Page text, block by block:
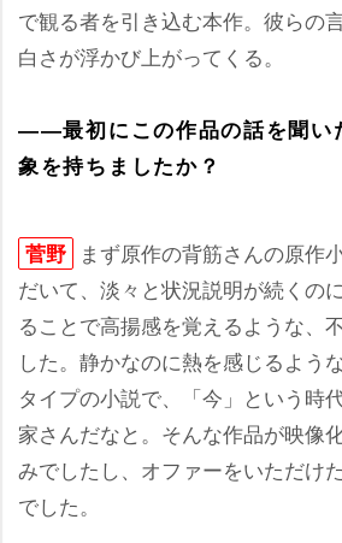
で観る者を引き込む本作。彼らの
白さが浮かび上がってくる。
――最初にこの作品の話を聞い
象を持ちましたか？
菅野
まず原作の背筋さんの原作
だいて、淡々と状況説明が続くの
ることで高揚感を覚えるような、
した。静かなのに熱を感じるよう
タイプの小説で、「今」という時
家さんだなと。そんな作品が映像
みでしたし、オファーをいただけ
でした。